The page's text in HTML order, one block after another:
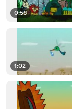
0:56
1:02